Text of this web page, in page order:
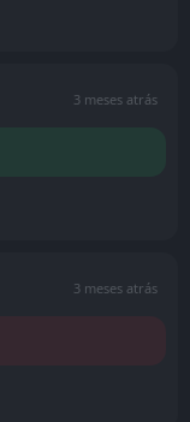
3 meses atrás
3 meses atrás